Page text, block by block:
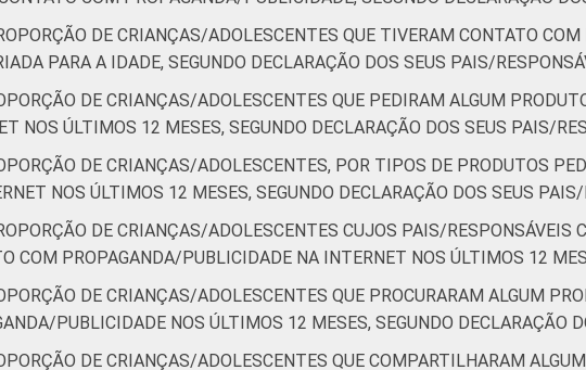
DE CRIANÇAS/ADOLESCENTES QUE TIVERAM CONTATO
PARA A IDADE, SEGUNDO DECLARAÇÃO DOS SEUS PAIS/
DE CRIANÇAS/ADOLESCENTES QUE PEDIRAM ALGUM
NOS ÚLTIMOS 12 MESES, SEGUNDO DECLARAÇÃO DOS SEUS PAIS/
DE CRIANÇAS/ADOLESCENTES, POR TIPOS DE PRODUTOS
NOS ÚLTIMOS 12 MESES, SEGUNDO DECLARAÇÃO DOS SEUS
DE CRIANÇAS/ADOLESCENTES CUJOS PAIS/RESPONSÁVEIS
COM PROPAGANDA/PUBLICIDADE NA INTERNET NOS ÚLTIMOS 12
DE CRIANÇAS/ADOLESCENTES QUE PROCURARAM ALGUM
PUBLICIDADE NOS ÚLTIMOS 12 MESES, SEGUNDO DECLARAÇÃO
DE CRIANÇAS/ADOLESCENTES QUE COMPARTILHARAM